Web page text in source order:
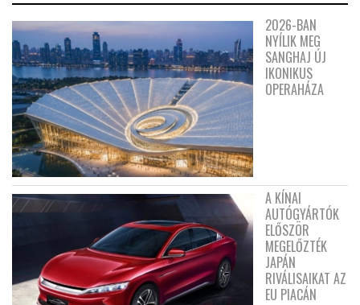
2026-BAN
NYÍLIK MEG
SANGHAJ ÚJ
IKONIKUS
OPERAHÁZA
A KÍNAI
AUTÓGYÁRTÓK
ELŐSZÖR
MEGELŐZTÉK
JAPÁN
RIVÁLISAIKAT AZ
EU PIACÁN